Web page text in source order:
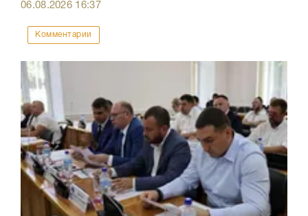
06.08.2026 16:37
Комментарии